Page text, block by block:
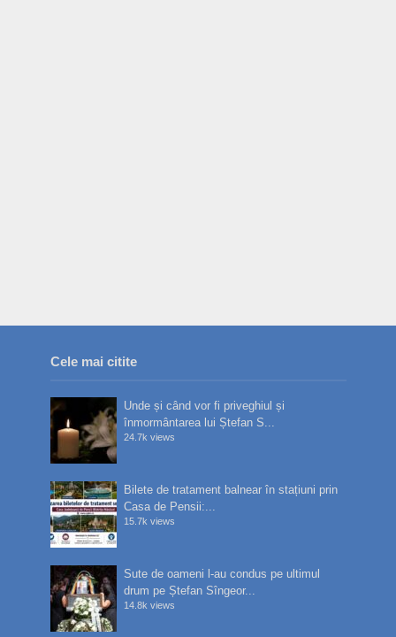
Cele mai citite
Unde și când vor fi priveghiul și
înmormântarea lui Ștefan S...
24.7k views
Bilete de tratament balnear în stațiuni prin
Casa de Pensii:...
15.7k views
Sute de oameni l-au condus pe ultimul
drum pe Ștefan Sîngeor...
14.8k views